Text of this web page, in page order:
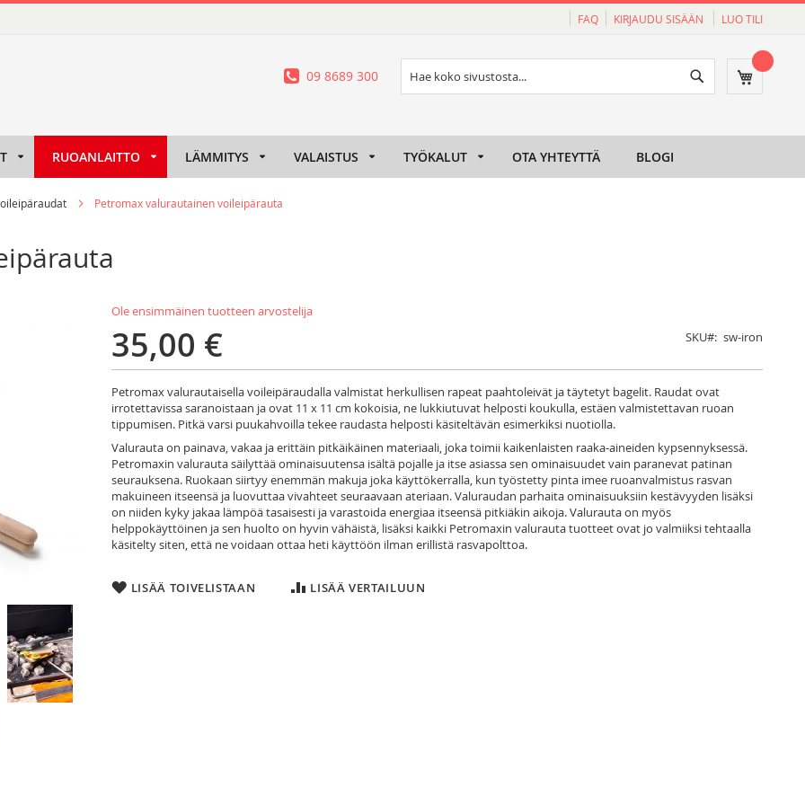
FAQ KIRJAUDU SISÄÄN LUO TILI
Ostoskori
Haku
09 8689 300
RUOANLAITTO LÄMMITYS VALAISTUS TYÖKALUT OTA YHTEYTTÄ BLOGI
Petromax valurautainen voileipärauta
Ole ensimmäinen tuotteen arvostelija
35,00 € SKU sw-iron
Petromax valurautaisella voileipäraudalla valmistat herkullisen rapeat paahtoleivät ja täytetyt bagelit. Raudat ovat
irrotettavissa saranoistaan ja ovat 11 x 11 cm kokoisia, ne lukkiutuvat helposti koukulla, estäen valmistettavan ruoan
tippumisen. Pitkä varsi puukahvoilla tekee raudasta helposti käsiteltävän esimerkiksi nuotiolla.
Valurauta on painava, vakaa ja erittäin pitkäikäinen materiaali, joka toimii kaikenlaisten raaka‐aineiden kypsennyksessä.
Petromaxin valurauta säilyttää ominaisuutensa isältä pojalle ja itse asiassa sen ominaisuudet vain paranevat patinan
seurauksena. Ruokaan siirtyy enemmän makuja joka käyttökerralla, kun työstetty pinta imee ruoanvalmistus rasvan
makuineen itseensä ja luovuttaa vivahteet seuraavaan ateriaan. Valuraudan parhaita ominaisuuksiin kestävyyden lisäksi
on niiden kyky jakaa lämpöä tasaisesti ja varastoida energiaa itseensä pitkiäkin aikoja. Valurauta on myös
helppokäyttöinen ja sen huolto on hyvin vähäistä, lisäksi kaikki Petromaxin valurauta tuotteet ovat jo valmiiksi tehtaalla
käsitelty siten, että ne voidaan ottaa heti käyttöön ilman erillistä rasvapolttoa.
LISÄÄ TOIVELISTAAN LISÄÄ VERTAILUUN